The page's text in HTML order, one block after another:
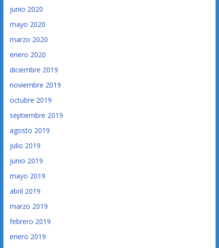
junio 2020
mayo 2020
marzo 2020
enero 2020
diciembre 2019
noviembre 2019
octubre 2019
septiembre 2019
agosto 2019
julio 2019
junio 2019
mayo 2019
abril 2019
marzo 2019
febrero 2019
enero 2019